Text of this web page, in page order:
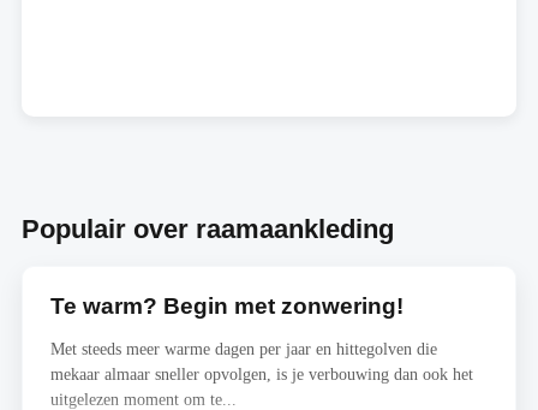
Populair over raamaankleding
Te warm? Begin met zonwering!
Met steeds meer warme dagen per jaar en hittegolven die
mekaar almaar sneller opvolgen, is je verbouwing dan ook het
uitgelezen moment om te...